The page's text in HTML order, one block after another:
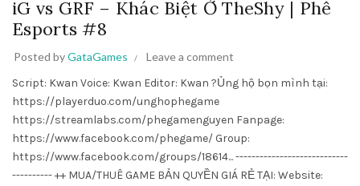
iG vs GRF – Khác Biệt Ở TheShy | Phê
Esports #8
Posted byGataGames
Leave a comment
Script: Kwan Voice: Kwan Editor: Kwan ?Ủng hộ bọn mình tại:
https://playerduo.com/unghophegame
https://streamlabs.com/phegamenguyen Fanpage:
https://www.facebook.com/phegame/ Group:
https://www.facebook.com/groups/18614... ----------------------------
---------- ++ MUA/THUÊ GAME BẢN QUYỀN GIÁ RẺ TẠI: Website: